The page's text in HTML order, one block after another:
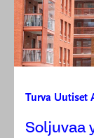
Turva Uutiset
Soljuvaa